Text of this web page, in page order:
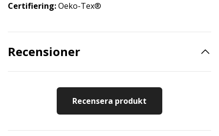
Certifiering:Oeko-Tex®
Recensioner
Recensera produkt